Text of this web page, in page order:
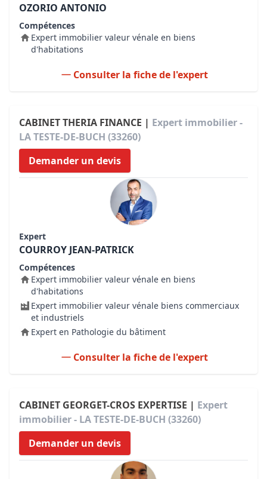
OZORIO ANTONIO
Compétences
Expert immobilier valeur vénale en biens
d'habitations
Consulter la fiche de l'expert
CABINET THERIA FINANCE | Expert immobilier -
LA TESTE-DE-BUCH (33260)
Demander un devis
Expert
COURROY JEAN-PATRICK
Compétences
Expert immobilier valeur vénale en biens
d'habitations
Expert immobilier valeur vénale biens commerciaux
et industriels
Expert en Pathologie du bâtiment
Consulter la fiche de l'expert
CABINET GEORGET-CROS EXPERTISE | Expert
immobilier - LA TESTE-DE-BUCH (33260)
Demander un devis